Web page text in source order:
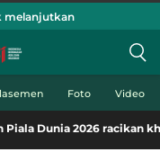
melanjutkan
Foto Video
2026 racikan khas